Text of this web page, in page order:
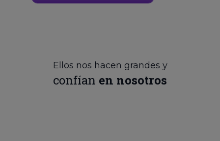
Ellos nos hacen grandes y
confían en nosotros